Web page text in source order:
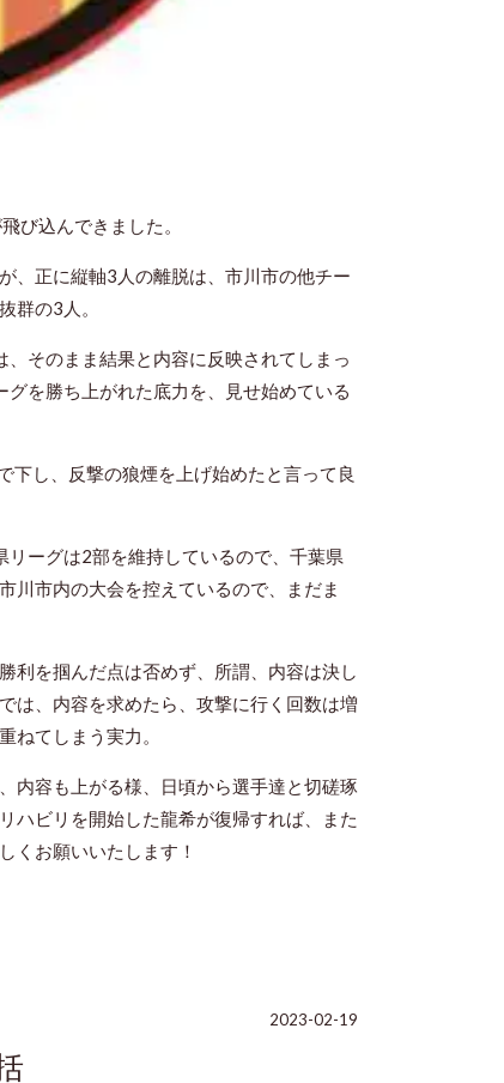
び込んできました。
、正に縦軸3人の離脱は、市川市の他チー
群の3人。
そのまま結果と内容に反映されてしまっ
を勝ち上がれた底力を、見せ始めている
下し、反撃の狼煙を上げ始めたと言って良
ーグは2部を維持しているので、千葉県
川市内の大会を控えているので、まだま
を掴んだ点は否めず、所謂、内容は決し
は、内容を求めたら、攻撃に行く回数は増
ねてしまう実力。
内容も上がる様、日頃から選手達と切磋琢
ハビリを開始した龍希が復帰すれば、また
くお願いいたします！
2023-02-19